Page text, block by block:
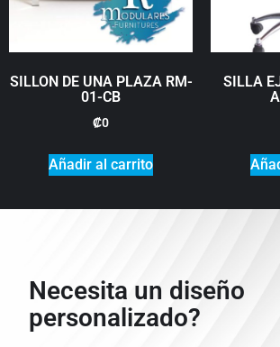
SILLON DE UNA PLAZA RM-
01-CB
₡0
Añadir al carrito
SILLA
Necesita un diseño
personalizado?